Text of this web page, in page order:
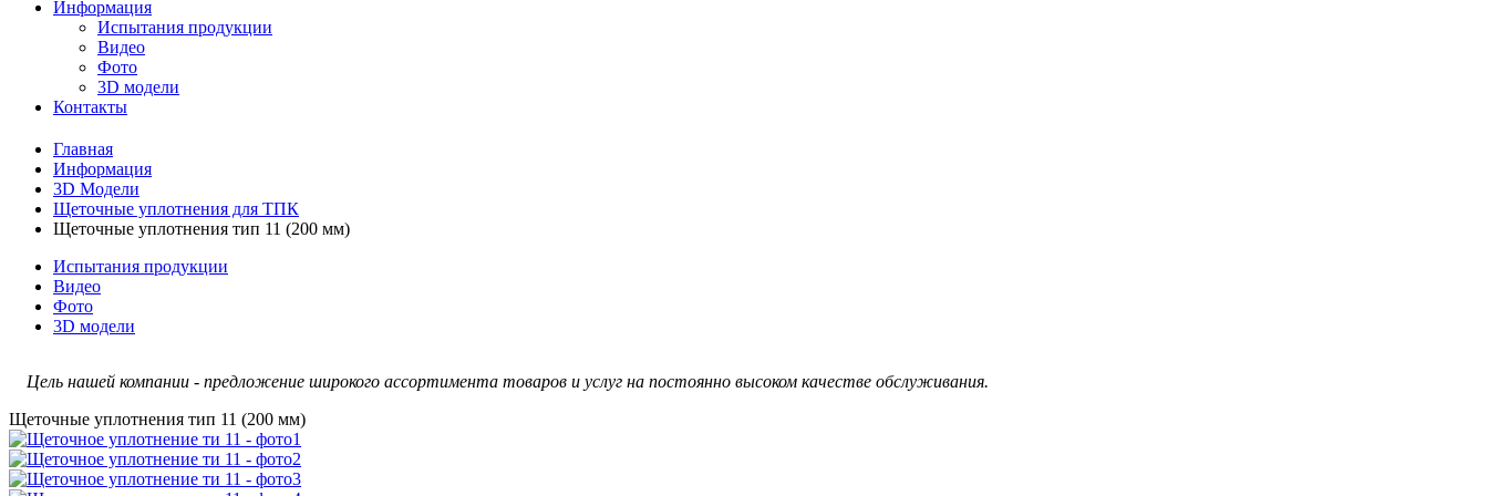
Информация
Испытания продукции
Видео
Фото
3D модели
Контакты
Главная
Информация
3D Модели
Щеточные уплотнения для ТПК
Щеточные уплотнения тип 11 (200 мм)
Испытания продукции
Видео
Фото
3D модели
Цель нашей компании - предложение широкого ассортимента товаров и услуг на постоянно высоком качестве обслуживания.
Щеточные уплотнения тип 11 (200 мм)